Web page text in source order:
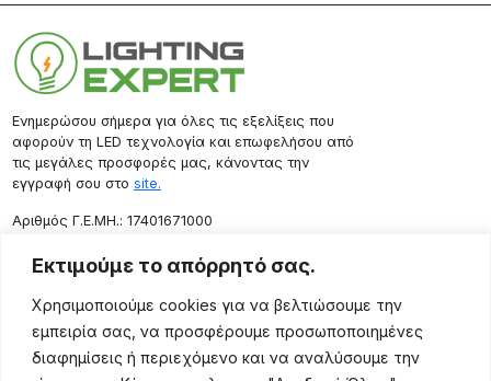
Εκτιμούμε το απόρρητό σας.
Χρησιμοποιούμε cookies για να βελτιώσουμε την
εμπειρία σας, να προσφέρουμε προσωποποιημένες
διαφημίσεις ή περιεχόμενο και να αναλύσουμε την
Ενημερώσου σήμερα για όλες τις εξελίξεις που
αφορούν τη LED τεχνολογία και επωφελήσου από
τις μεγάλες προσφορές μας, κάνοντας την
εγγραφή σου στο site.
Aριθμός Γ.Ε.ΜΗ.: 17401671000
Επικοινωνία
Ρόδου 133, Αθήνα 10443
(+30) 211 725 5427
sales@lightingexpert.gr